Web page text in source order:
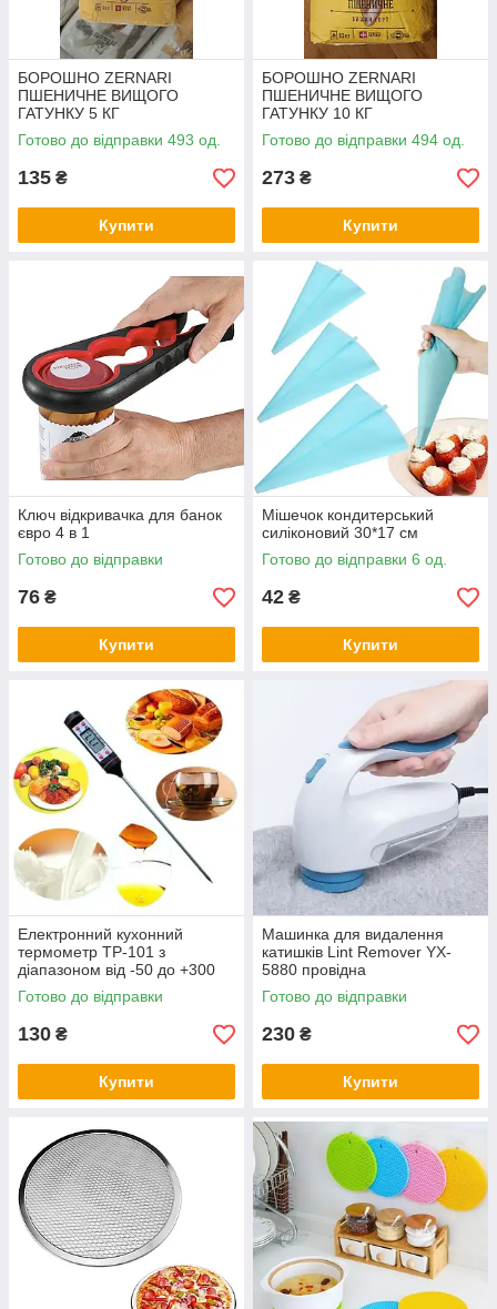
БОРОШНО ZERNARI
ПШЕНИЧНЕ ВИЩОГО
ГАТУНКУ 5 КГ
Готово до відправки 493 од.
135 ₴
Купити
БОРОШНО ZERNARI
ПШЕНИЧНЕ ВИЩОГО
ГАТУНКУ 10 КГ
Готово до відправки 494 од.
273 ₴
Купити
Ключ відкривачка для банок
євро 4 в 1
Готово до відправки
76 ₴
Купити
Мішечок кондитерський
силіконовий 30*17 см
Готово до відправки 6 од.
42 ₴
Купити
Електронний кухонний
термометр TP-101 з
діапазоном від -50 до +300
градусів Цельсія
Готово до відправки
130 ₴
Купити
Машинка для видалення
катишків Lint Remover YX-
5880 провідна
Готово до відправки
230 ₴
Купити